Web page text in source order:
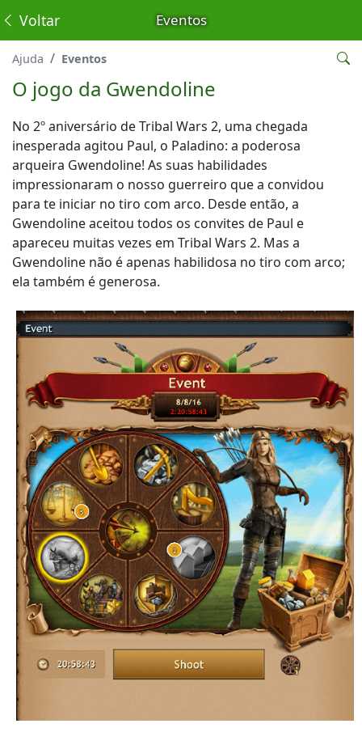
Eventos
Voltar
Ajuda Eventos
O jogo da Gwendoline
No 2º aniversário de Tribal Wars 2, uma chegada
inesperada agitou Paul, o Paladino: a poderosa
arqueira Gwendoline! As suas habilidades
impressionaram o nosso guerreiro que a convidou
para te iniciar no tiro com arco. Desde então, a
Gwendoline aceitou todos os convites de Paul e
apareceu muitas vezes em Tribal Wars 2. Mas a
Gwendoline não é apenas habilidosa no tiro com arco;
ela também é generosa.